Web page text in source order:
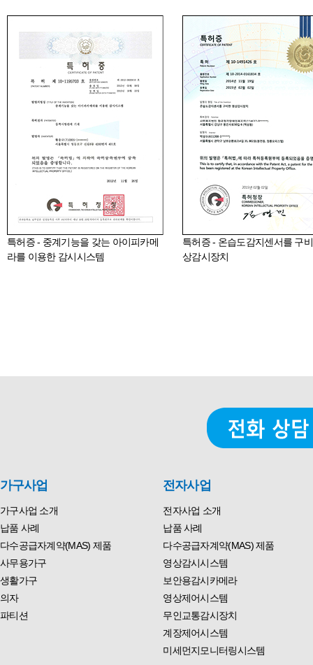
특허증 - 중계기능을 갖는 아이피카메
라를 이용한 감시시스템
특허증 - 온습도감지센서를 구
상감시장치
가구사업
가구사업 소개
납품 사례
다수공급자계약(MAS) 제품
사무용가구
생활가구
의자
파티션
전자사업
전자사업 소개
납품 사례
다수공급자계약(MAS) 제품
영상감시시스템
보안용감시카메라
영상제어시스템
무인교통감시장치
계장제어시스템
미세먼지모니터링시스템